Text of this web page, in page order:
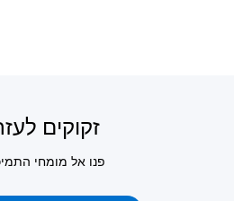
זקוקים
פנו אל מומחי